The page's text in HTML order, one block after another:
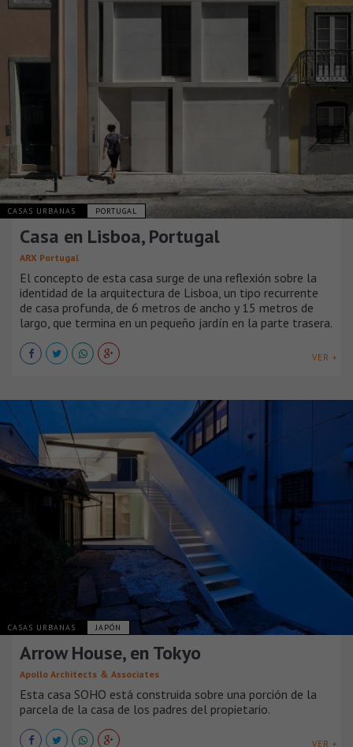
CASAS URBANAS PORTUGAL
Casa en Lisboa, Portugal
ARX Portugal
El concepto de esta casa surge de una reflexión sobre la
identidad de la arquitectura de Lisboa, un tipo recurrente
de casa profunda, de 6 metros de ancho y 15 metros de
largo, que termina en un pequeño jardín en la parte trasera.
VER +
CASAS URBANAS JAPÓN
Arrow House, en Tokyo
Apollo Architects ＆ Associates
Esta casa SOHO está construida sobre una porción de la
parcela de la casa de los padres del propietario.
VER +